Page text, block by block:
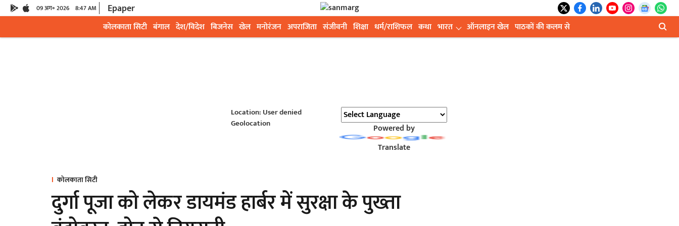
09 अग॰ 2026 8:47 AM Epaper
कोलकाता सिटी बंगाल देश/विदेश बिजनेस खेल मनोरंजन अपराजिता संजीवनी शिक्षा धर्म/राशिफल कथा भारत ऑनलाइन खेल पाठकों की कलम से
Location: User denied
Geolocation
Powered by
Translate
कोलकाता सिटी
दुर्गा पूजा को लेकर डायमंड हार्बर में सुरक्षा के पुख्ता